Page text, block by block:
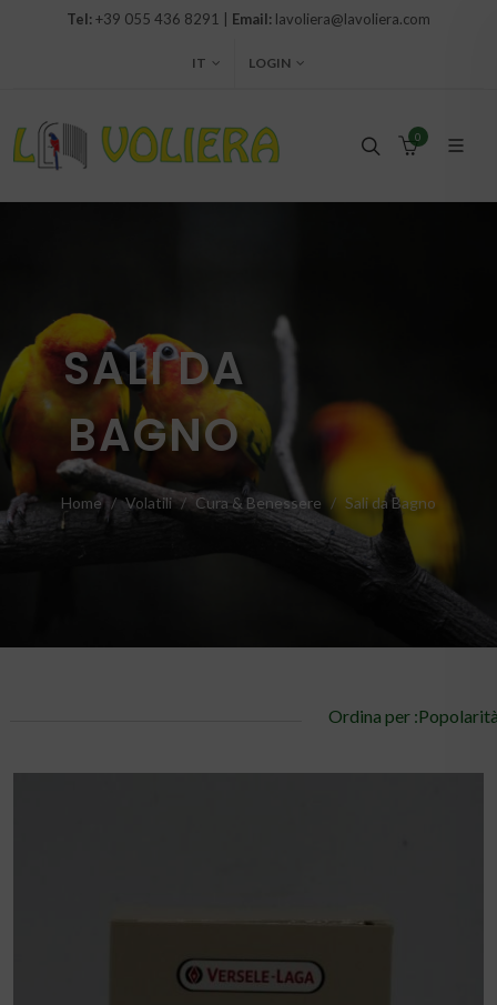
Tel:+39 055 436 8291 | Email: lavoliera@lavoliera.com
IT LOGIN
0
SALI DA
BAGNO
Home Volatili Cura & Benessere Sali da Bagno
Ordina per